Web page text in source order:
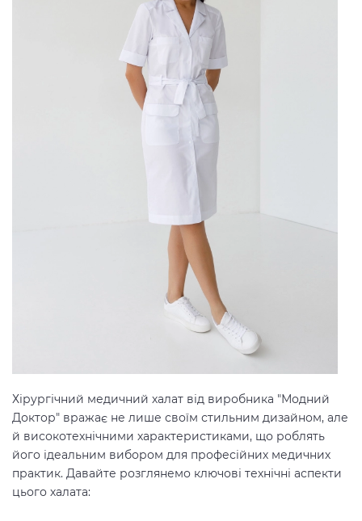
Хірургічний медичний халат від виробника "Модний
Доктор" вражає не лише своїм стильним дизайном, але
й високотехнічними характеристиками, що роблять
його ідеальним вибором для професійних медичних
практик. Давайте розглянемо ключові технічні аспекти
цього халата: